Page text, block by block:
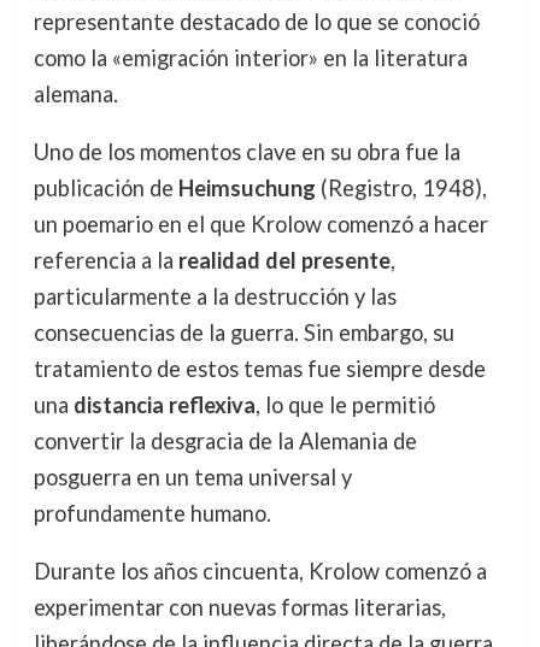
representante destacado de lo que se conoció
como la «emigración interior» en la literatura
alemana.
Uno de los momentos clave en su obra fue la
publicación de Heimsuchung (Registro, 1948),
un poemario en el que Krolow comenzó a hacer
referencia a la realidad del presente,
particularmente a la destrucción y las
consecuencias de la guerra. Sin embargo, su
tratamiento de estos temas fue siempre desde
una distancia reflexiva, lo que le permitió
convertir la desgracia de la Alemania de
posguerra en un tema universal y
profundamente humano.
Durante los años cincuenta, Krolow comenzó a
experimentar con nuevas formas literarias,